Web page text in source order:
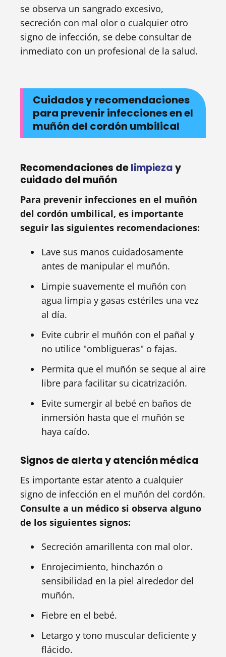
se observa un sangrado excesivo,
secreción con mal olor o cualquier otro
signo de infección, se debe consultar de
inmediato con un profesional de la salud.
Cuidados y recomendaciones
para prevenir infecciones en el
muñón del cordón umbilical
Recomendaciones delimpiezay
cuidado del muñón
Para prevenir infecciones en el muñón
del cordón umbilical, es importante
seguir las siguientes recomendaciones:
Lave sus manos cuidadosamente
antes de manipular el muñón.
Limpie suavemente el muñón con
agua limpia y gasas estériles una vez
al día.
Evite cubrir el muñón con el pañal y
no utilice "ombligueras" o fajas.
Permita que el muñón se seque al aire
libre para facilitar su cicatrización.
Evite sumergir al bebé en baños de
inmersión hasta que el muñón se
haya caído.
Signos de alerta y atención médica
Es importante estar atento a cualquier
signo de infección en el muñón del cordón.
Consulte a un médico si observa alguno
de los siguientes signos:
Secreción amarillenta con mal olor.
Enrojecimiento, hinchazón o
sensibilidad en la piel alrededor del
muñón.
Fiebre en el bebé.
Letargo y tono muscular deficiente y
flácido.